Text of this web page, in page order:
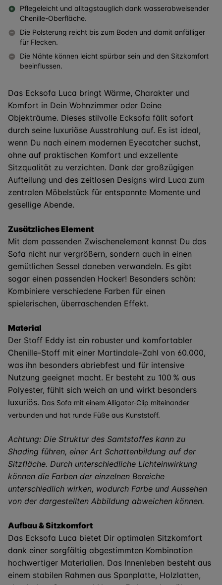
Pflegeleicht und alltagstauglich dank wasserabweisender
Chenille-Oberfläche.
Die Polsterung reicht bis zum Boden und damit anfälliger
für Flecken.
Die Nähte können leicht spürbar sein und den Sitzkomfort
beeinflussen.
Das Ecksofa Luca bringt Wärme, Charakter und
Komfort in Dein Wohnzimmer oder Deine
Objekträume. Dieses stilvolle Ecksofa fällt sofort
durch seine luxuriöse Ausstrahlung auf. Es ist ideal,
wenn Du nach einem modernen Eyecatcher suchst,
ohne auf praktischen Komfort und exzellente
Sitzqualität zu verzichten. Dank der großzügigen
Aufteilung und des zeitlosen Designs wird Luca zum
zentralen Möbelstück für entspannte Momente und
gesellige Abende.
Zusätzliches Element
Mit dem passenden Zwischenelement kannst Du das
Sofa nicht nur vergrößern, sondern auch in einen
gemütlichen Sessel daneben verwandeln. Es gibt
sogar einen passenden Hocker! Besonders schön:
Kombiniere verschiedene Farben für einen
spielerischen, überraschenden Effekt.
Material
Der Stoff Eddy ist ein robuster und komfortabler
Chenille-Stoff mit einer Martindale-Zahl von 60.000,
was ihn besonders abriebfest und für intensive
Nutzung geeignet macht. Er besteht zu 100 % aus
Polyester, fühlt sich weich an und wirkt besonders
luxuriös. Das Sofa mit einem Alligator-Clip miteinander
verbunden und hat runde Füße aus Kunststoff.
Achtung: Die Struktur des Samtstoffes kann zu
Shading führen, einer Art Schattenbildung auf der
Sitzfläche. Durch unterschiedliche Lichteinwirkung
können die Farben der einzelnen Bereiche
unterschiedlich wirken, wodurch Farbe und Aussehen
von der dargestellten Abbildung abweichen können.
Aufbau & Sitzkomfort
Das Ecksofa Luca bietet Dir optimalen Sitzkomfort
dank einer sorgfältig abgestimmten Kombination
hochwertiger Materialien. Das Innenleben besteht aus
einem stabilen Rahmen aus Spanplatte, Holzlatten,